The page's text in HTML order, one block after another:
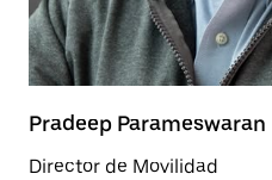
Pradeep Parameswaran
Director de Movilidad